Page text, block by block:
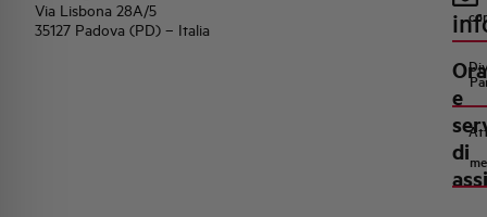
Via Lisbona 28A/5
35127 Padova (PD) – Italia
e
di